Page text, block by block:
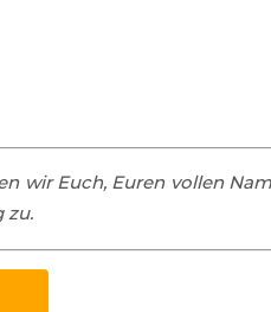
wir Euch, Euren vollen
zu.